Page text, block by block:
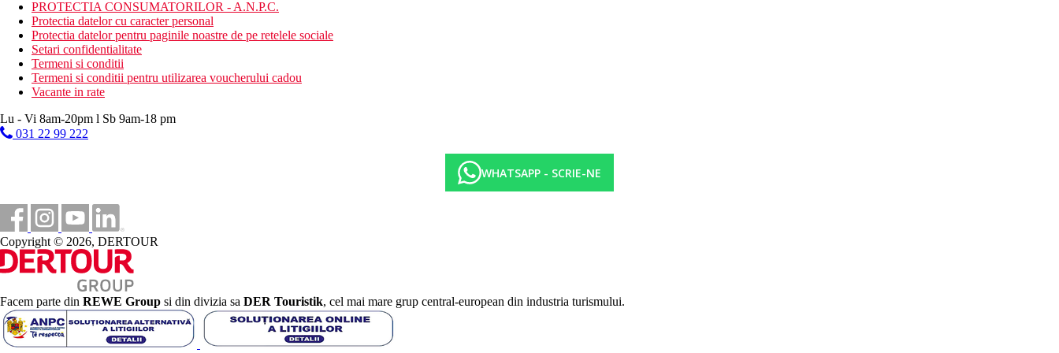
Piscine
Sezlonguri si umbrele gratuite la piscina
Galerie foto
PROTECTIA CONSUMATORILOR - A.N.P.C.
Protectia datelor cu caracter personal
Protectia datelor pentru paginile noastre de pe retelele sociale
Setari confidentialitate
Termeni si conditii
Termeni si conditii pentru utilizarea voucherului cadou
Vacante in rate
Lu - Vi 8am-20pm l Sb 9am-18 pm
031 22 99 222
WHATSAPP - SCRIE-NE
Copyright © 2026, DERTOUR
Facem parte din REWE Group si din divizia sa DER Touristik, cel mai mare grup central-european din industria turismului.